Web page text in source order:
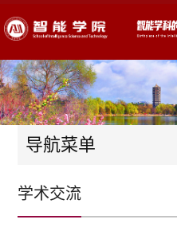
导航菜单
学术交流